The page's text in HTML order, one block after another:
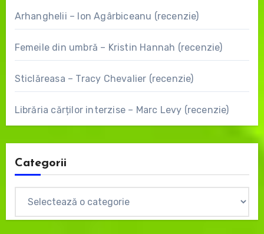
Arhanghelii – Ion Agârbiceanu (recenzie)
Femeile din umbră – Kristin Hannah (recenzie)
Sticlăreasa – Tracy Chevalier (recenzie)
Librăria cărților interzise – Marc Levy (recenzie)
Categorii